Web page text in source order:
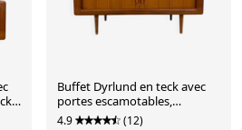
Buffet Dyrlund en teck avec
portes escamotables,
Danemark 1960
4.9 (12)